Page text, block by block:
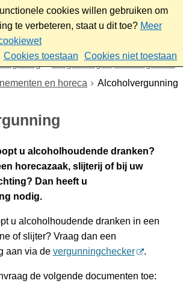
cookies willen gebruiken om
te verbeteren, staat u dit toe? Meer
Cookies toestaan
Cookies niet toestaan
Omgeving
Vergunningen, meldingen en
en horeca Alcoholvergunning
u alcoholhoudende dranken?
horecazaak, slijterij of bij uw
Dan heeft u
nodig.
u alcoholhoudende dranken in een
of slijter? Vraag dan een
aan via de vergunningchecker .
de volgende documenten toe: